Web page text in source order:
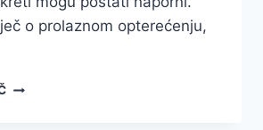
o prolaznom opterećenju,
BOLOVI